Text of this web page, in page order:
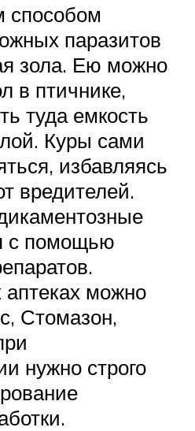
паразитов
зола. Ею можно
в птичнике,
туда емкость
Куры сами
избавляясь
вредителей.
с помощью
можно
Стомазон,
нужно строго